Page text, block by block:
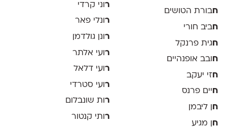
חבורת הטושים
חביב חורי
ח גית פרנקל
חובב אופנהיים
חזי יעקב
חיים פרנס
ח
ן ליבמן
ח
ן מגיע
ר וני קרדי
רונלי פאר
ר ונן גולדמן
ר ועי אלתר
רועי דלאל
ר ועי סטרדי
רות שונבלום
ר ותי קנטור